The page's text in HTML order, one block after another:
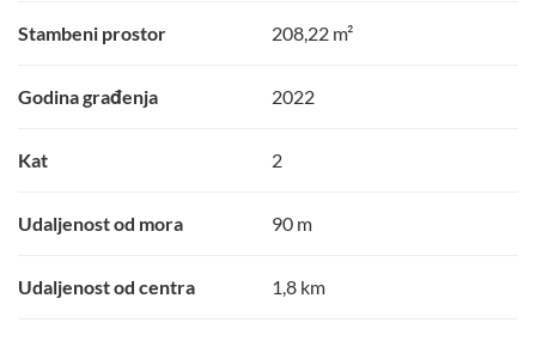
Stambeni prostor 208,22 m²
Godina građenja 2022
Kat 2
Udaljenost od mora 90 m
Udaljenost od centra 1,8 km